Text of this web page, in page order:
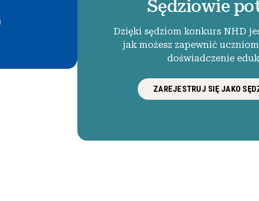
Sędziowie
Dzięki sędziom konkurs NHD
jak możesz zapewnić
doświadczenie
ZAREJESTRUJ SIĘ JAKO